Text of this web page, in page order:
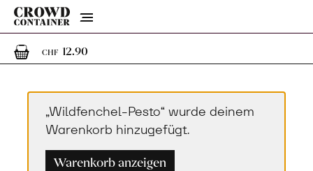
Menu
CHF 12.901 Artikel im Warenkorb
„Wildfenchel-Pesto“ wurde deinem
Warenkorb hinzugefügt.
Warenkorb anzeigen